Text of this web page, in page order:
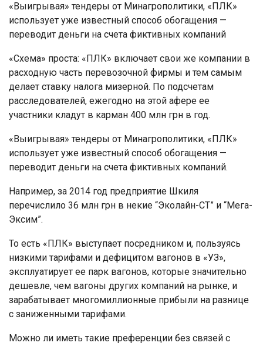
«Выигрывая» тендеры от Минагрополитики, «ПЛК»
использует уже известный способ обогащения —
переводит деньги на счета фиктивных компаний
«Схема» проста: «ПЛК» включает свои же компании в
расходную часть перевозочной фирмы и тем самым
делает ставку налога мизерной. По подсчетам
расследователей, ежегодно на этой афере ее
участники кладут в карман 400 млн грн в год.
«Выигрывая» тендеры от Минагрополитики, «ПЛК»
использует уже известный способ обогащения —
переводит деньги на счета фиктивных компаний.
Например, за 2014 год предприятие Шкиля
перечислило 36 млн грн в некие “Эколайн-СТ” и “Мега-
Эксим”.
То есть «ПЛК» выступает посредником и, пользуясь
низкими тарифами и дефицитом вагонов в «УЗ»,
эксплуатирует ее парк вагонов, которые значительно
дешевле, чем вагоны других компаний на рынке, и
зарабатывает многомиллионные прибыли на разнице
с заниженными тарифами.
Можно ли иметь такие преференции без связей с